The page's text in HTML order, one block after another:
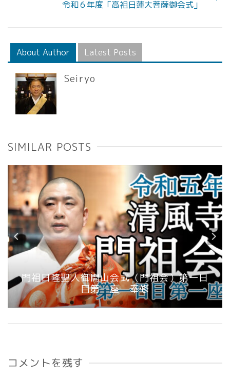
令和６年度「高祖日蓮大菩薩御会式」
About Author Latest Posts
Seiryo
SIMILAR POSTS
門祖日隆聖人御開山会式（門祖会）第一日
目第一座 奉修
コメントを残す